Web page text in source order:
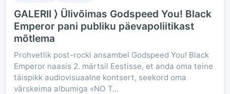
GALERII ⟩ Ülivõimas Godspeed You! Black
Emperor pani publiku päevapoliitikast
mõtlema
Prohvetlik post-rocki ansambel Godspeed You! Black
Emperor naasis 2. märtsil Eestisse, et anda oma teine
täispikk audiovisuaalne kontsert, seekord oma
värskeima albumiga «NO​ ​T...